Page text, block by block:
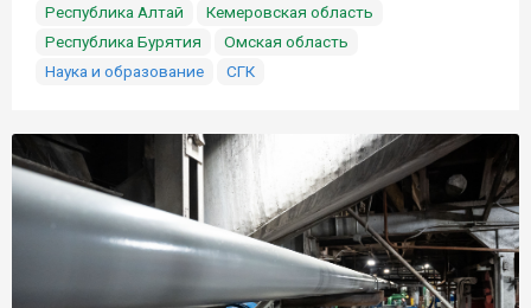
Республика Алтай
Кемеровская область
Республика Бурятия
Омская область
Наука и образование
СГК